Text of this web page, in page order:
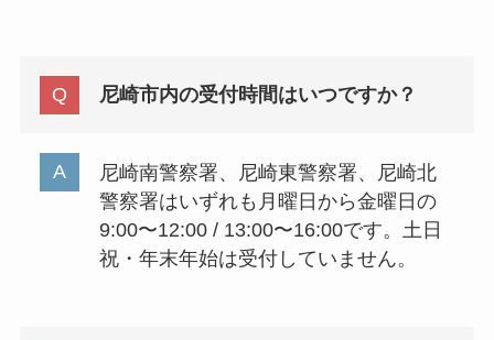
尼崎市内の受付時間はいつですか？
尼崎南警察署、尼崎東警察署、尼崎北
警察署はいずれも月曜日から金曜日の
9:00〜12:00 / 13:00〜16:00です。土日
祝・年末年始は受付していません。